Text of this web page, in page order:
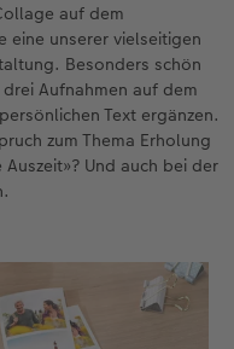
«Art Collection»
PDF
auf dem
eine unserer vielseitigen
Besonders schön
Aufnahmen auf dem
Text ergänzen.
zum Thema Erholung
Und auch bei der